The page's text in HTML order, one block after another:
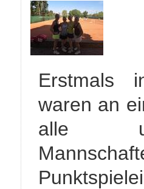
Erstmals
waren an
alle